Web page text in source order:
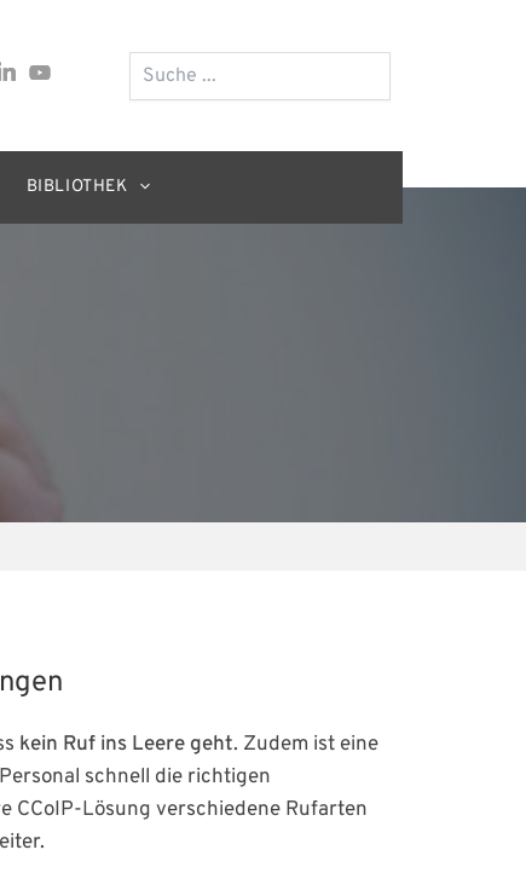
BIBLIOTHEK
kein Ruf ins Leere geht. Zudem ist eine
schnell die richtigen
CCoIP-Lösung verschiedene Rufarten